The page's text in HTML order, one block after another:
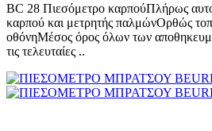
BC 28 Πιεσόμετρο καρπούΠλήρως
καρπού και μετρητής παλμώνΟρθώς
οθόνηΜέσος όρος όλων των
τις τελευταίες ..